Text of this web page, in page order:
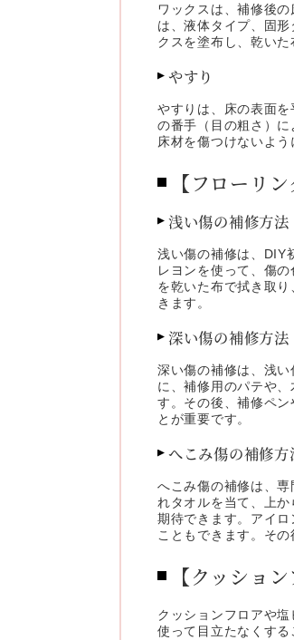
ワックスは、補修後
は、液体タイプ、固
クスを塗布し、乾いた
やすり
やすりは、床の表面
の番手（目の粗さ）
床材を傷つけないよう
【フローリ
浅い傷の補修方法
浅い傷の補修は、DIY
レヨンを使って、傷
を乾いた布で拭き取
きます。
深い傷の補修方法
深い傷の補修は、浅
に、補修用のパテや
す。その後、補修ペ
とが重要です。
へこみ傷の補修方
へこみ傷の補修は、
れタオルを当て、上
期待できます。アイ
こともできます。そ
【クッショ
クッションフロアや
使って目立たなくす